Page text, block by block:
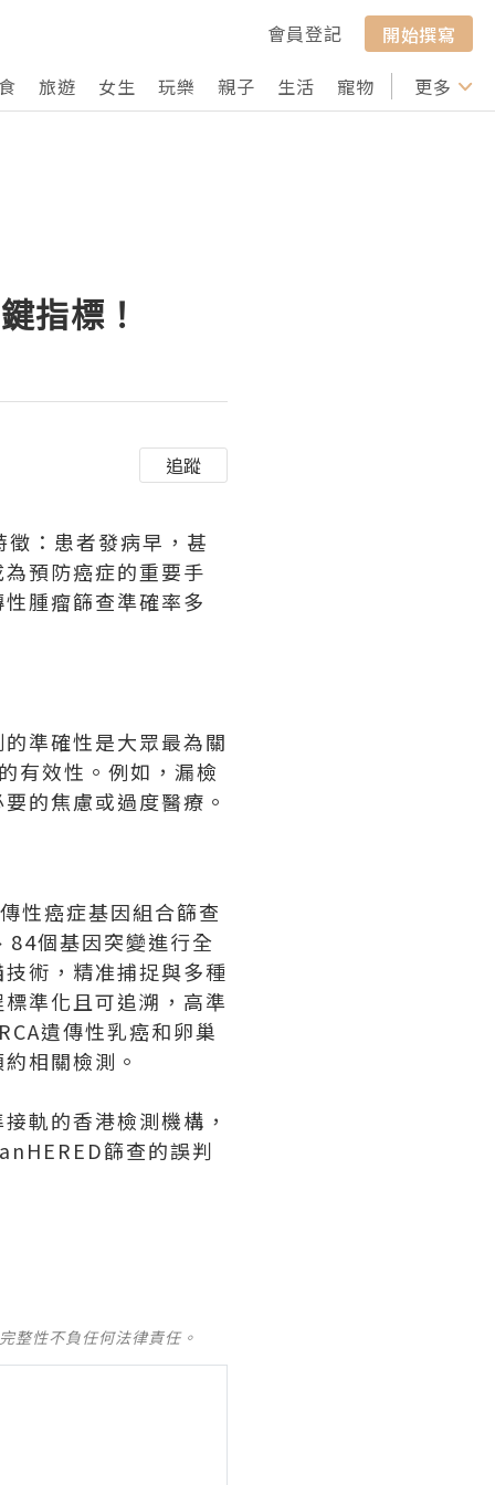
會員登記
開始撰寫
旅遊 女生 玩樂 親子 生活 寵物 行山 打卡
更多
指標！
追蹤
：患者發病早，甚
預防癌症的重要手
腫瘤篩查準確率多
準確性是大眾最為關
有效性。例如，漏檢
的焦慮或過度醫療。
性癌症基因組合篩查
84個基因突變進行全
術，精准捕捉與多種
準化且可追溯，高準
遺傳性乳癌和卵巢
相關檢測。
軌的香港檢測機構，
篩查的誤判
整性不負任何法律責任。